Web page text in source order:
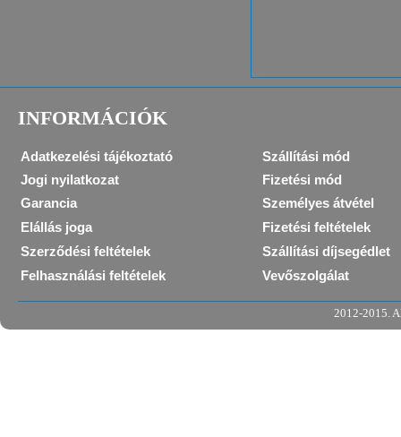
INFORMÁCIÓK
Adatkezelési tájékoztató
Szállítási mód
Jogi nyilatkozat
Fizetési mód
Garancia
Személyes átvétel
Elállás joga
Fizetési feltételek
Szerződési feltételek
Szállítási díjsegédlet
Felhasználási feltételek
Vevőszolgálat
2012-2015.